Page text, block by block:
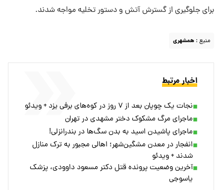
برای جلوگیری از گسترش آتش و دستور تخلیه مواجه شدند.
منبع : همشهری
اخبار مرتبط
نجات یک چوپان بعد از ۷ روز در کوه‌های برفی یزد + ویدئو
ماجرای مرگ مشکوک دختر مشهدی در تهران
ماجرای پاشیدن اسید به بدن سگ‌ها در بندرانزلی!
انفجار در معدن مشگین‌شهر؛ اهالی مجبور به ترک منازل
شدند + ویدئو
آخرین وضعیت پرونده قتل دکتر مسعود داوودی، پزشک
یاسوجی